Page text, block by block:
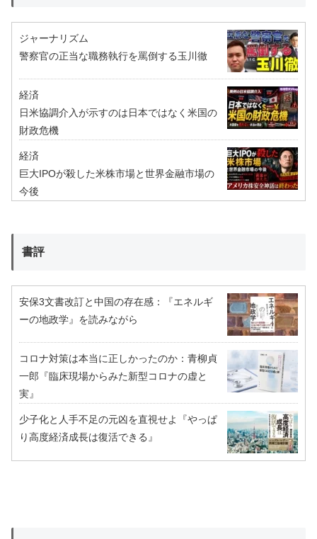
ジャーナリズム
警察官の正当な職務執行を罵倒する玉川徹
経済
日米協調介入が示すのは日本ではなく米国の
財政危機
経済
巨大IPOが殺した米株市場と世界金融市場の
今後
書評
安保3文書改訂と中国の存在感：『エネルギ
ーの地政学』を読みながら
コロナ対策は本当に正しかったのか：青柳貞
一郎『臨床現場からみた新型コロナの虚と
実』
少子化と人手不足の元凶を直視せよ『やっぱ
り高度経済成長は復活できる』